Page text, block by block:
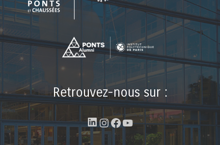
Retrouvez-nous sur :
LinkedIn
Instagram
Facebook
YouTube